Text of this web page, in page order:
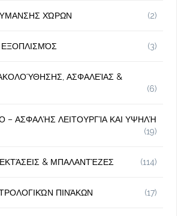
ΧΏΡΩΝ (2)
(3)
ΑΣΦΑΛΕΊΑΣ &
(6)
– ΑΣΦΑΛΉΣ ΛΕΙΤΟΥΡΓΊΑ ΚΑΙ ΥΨΗΛΉ
(19)
& ΜΠΑΛΑΝΤΈΖΕΣ (114)
ΠΙΝΆΚΩΝ (17)